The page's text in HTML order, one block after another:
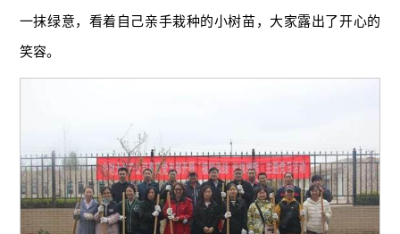
一抹绿意，看着自己亲手栽种的小树苗，大家露出了开心的
笑容。